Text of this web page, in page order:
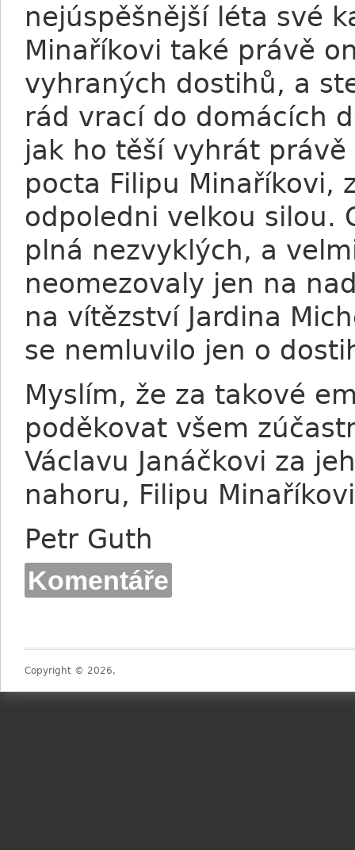
nejúspěšnější léta své
Minaříkovi také právě
vyhraných dostihů, a
rád vrací do domácích
jak ho těší vyhrát
pocta Filipu Minaříkovi,
odpoledni velkou silou.
plná nezvyklých, a
neomezovaly jen na
na vítězství Jardina
se nemluvilo jen o
Myslím, že za takové
poděkovat všem
Václavu Janáčkovi za
nahoru, Filipu
Petr Guth
Komentáře
Copyright © 2026,